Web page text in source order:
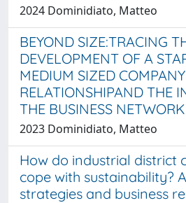
2024 Dominidiato, Matteo
BEYOND SIZE:TRACING
DEVELOPMENT OF A
MEDIUM SIZED COMPANY
RELATIONSHIPAND THE
THE BUSINESS NETWORK
2023 Dominidiato, Matteo
How do industrial district
cope with sustainability?
strategies and business